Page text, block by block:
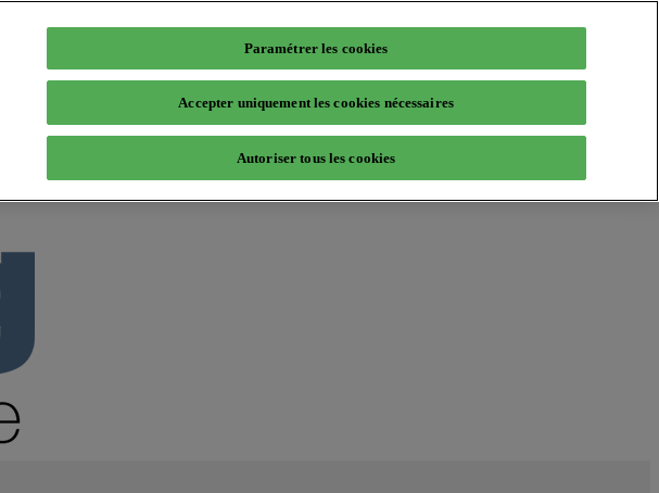
Paramétrer les cookies
Accepter uniquement les cookies nécessaires
Autoriser tous les cookies